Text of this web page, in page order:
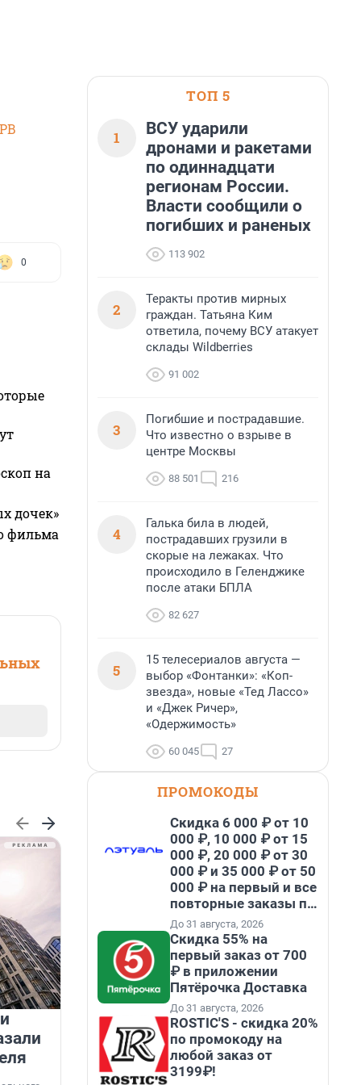
0
на
дочек»
фильма
На водоёмах Ленобласти
заработали новые базовые
станции МегаФона
ТОП 5
1
ВСУ ударили
дронами и ракетами
по одиннадцати
регионам России.
Власти сообщили о
погибших и раненых
113 902
2
Теракты против мирных
граждан. Татьяна Ким
ответила, почему ВСУ атакует
склады Wildberries
91 002
3
Погибшие и пострадавшие.
Что известно о взрыве в
центре Москвы
88 501 216
4
Галька била в людей,
пострадавших грузили в
скорые на лежаках. Что
происходило в Геленджике
после атаки БПЛА
82 627
5
15 телесериалов августа —
выбор «Фонтанки»: «Коп-
звезда», новые «Тед Лассо»
и «Джек Ричер»,
«Одержимость»
60 045 27
ПРОМОКОДЫ
Скидка 6 000 ₽ от 10
000 ₽, 10 000 ₽ от 15
000 ₽, 20 000 ₽ от 30
000 ₽ и 35 000 ₽ от 50
000 ₽ на первый и все
повторные заказы по
промокоду НАБЕРИ
До 31 августа, 2026
Скидка 55% на
первый заказ от 700
₽ в приложении
Пятёрочка Доставка
До 31 августа, 2026
ROSTIC'S - скидка 20%
по промокоду на
любой заказ от
3199₽!